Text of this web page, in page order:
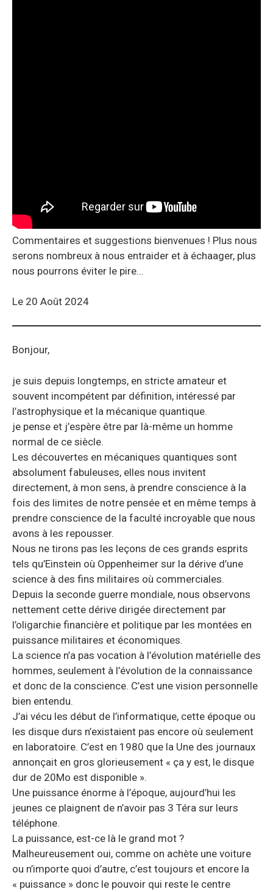
Commentaires et suggestions bienvenues ! Plus nous
serons nombreux à nous entraider et à échaager, plus
nous pourrons éviter le pire…
Le 20 Août 2024
Bonjour,
je suis depuis longtemps, en stricte amateur et
souvent incompétent par définition, intéressé par
l’astrophysique et la mécanique quantique.
je pense et j’espère être par là-même un homme
normal de ce siècle.
Les découvertes en mécaniques quantiques sont
absolument fabuleuses, elles nous invitent
directement, à mon sens, à prendre conscience à la
fois des limites de notre pensée et en même temps à
prendre conscience de la faculté incroyable que nous
avons à les repousser.
Nous ne tirons pas les leçons de ces grands esprits
tels qu’Einstein où Oppenheimer sur la dérive d’une
science à des fins militaires où commerciales.
Depuis la seconde guerre mondiale, nous observons
nettement cette dérive dirigée directement par
l’oligarchie financière et politique par les montées en
puissance militaires et économiques.
La science n’a pas vocation à l’évolution matérielle des
hommes, seulement à l’évolution de la connaissance
et donc de la conscience. C’est une vision personnelle
bien entendu.
J’ai vécu les début de l’informatique, cette époque ou
les disque durs n’existaient pas encore où seulement
en laboratoire. C’est en 1980 que la Une des journaux
annonçait en gros glorieusement « ça y est, le disque
dur de 20Mo est disponible ».
Une puissance énorme à l’époque, aujourd’hui les
jeunes ce plaignent de n’avoir pas 3 Téra sur leurs
téléphone.
La puissance, est-ce là le grand mot ?
Malheureusement oui, comme on achète une voiture
ou n’importe quoi d’autre, c’est toujours et encore la
« puissance » donc le pouvoir qui reste le centre